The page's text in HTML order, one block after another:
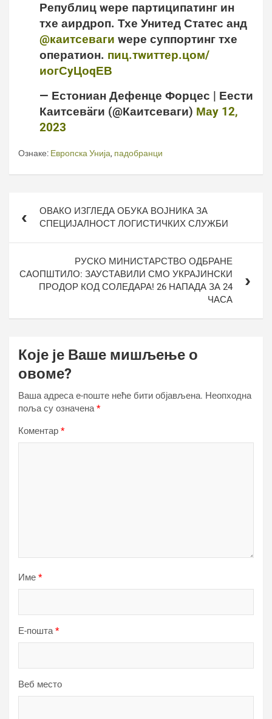
Републиц wере партиципатинг ин
тхе аирдроп. Тхе Унитед Статес анд
@каитсеваги wере суппортинг тхе
оператион. пиц.тwиттер.цом/
иогСyЦоqЕВ
— Естониан Дефенце Форцес | Еести
Каитсевäги (@Каитсеваги) Маy 12,
2023
Ознаке: Европска Унија, падобранци
чланкаОВАКО ИЗГЛЕДА ОБУКА ВОЈНИКА ЗА
СПЕЦИЈАЛНОСТ ЛОГИСТИЧКИХ СЛУЖБИ
РУСКО МИНИСТАРСТВО ОДБРАНЕ
САОПШТИЛО: ЗАУСТАВИЛИ СМО УКРАЈИНСКИ
ПРОДОР КОД СОЛЕДАРА! 26 НАПАДА ЗА 24
ЧАСА
Које је Ваше мишљење о
овоме?
Ваша адреса е-поште неће бити објављена. Неопходна
поља су означена*
Коментар *
Име *
Е-пошта*
Веб место